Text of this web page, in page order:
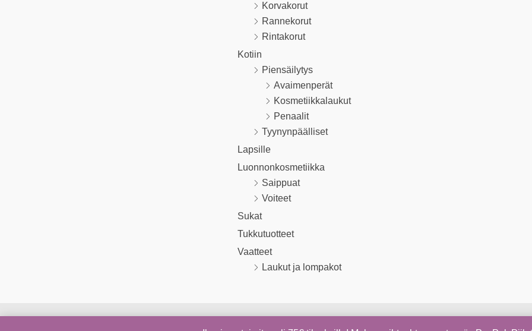
Korvakorut
Rannekorut
Rintakorut
Kotiin
Piensäilytys
Avaimenperät
Kosmetiikkalaukut
Penaalit
Tyynynpäälliset
Lapsille
Luonnonkosmetiikka
Saippuat
Voiteet
Sukat
Tukkutuotteet
Vaatteet
Laukut ja lompakot